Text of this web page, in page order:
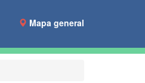
Mapa general